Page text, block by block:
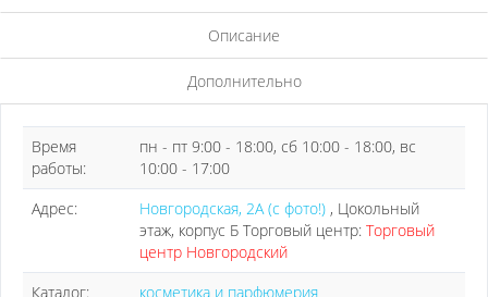
Описание
Дополнительно
Время
работы:
пн - пт 9:00 - 18:00, сб 10:00 - 18:00, вс
10:00 - 17:00
Адрес:
Новгородская, 2А (с фото!) , Цокольный
этаж, корпус Б Торговый центр: Торговый
центр Новгородский
Каталог:
косметика и парфюмерия